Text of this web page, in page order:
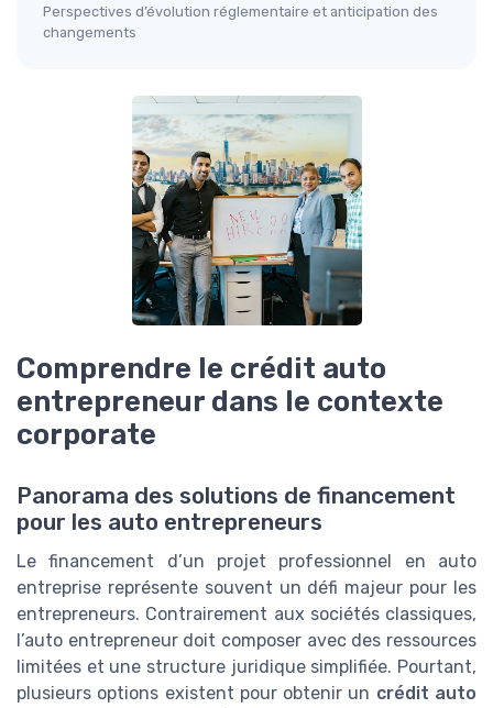
Perspectives d’évolution réglementaire et anticipation des
changements
Comprendre le crédit auto
entrepreneur dans le contexte
corporate
Panorama des solutions de financement
pour les auto entrepreneurs
Le financement d’un projet professionnel en auto
entreprise représente souvent un défi majeur pour les
entrepreneurs. Contrairement aux sociétés classiques,
l’auto entrepreneur doit composer avec des ressources
limitées et une structure juridique simplifiée. Pourtant,
plusieurs options existent pour obtenir un crédit auto